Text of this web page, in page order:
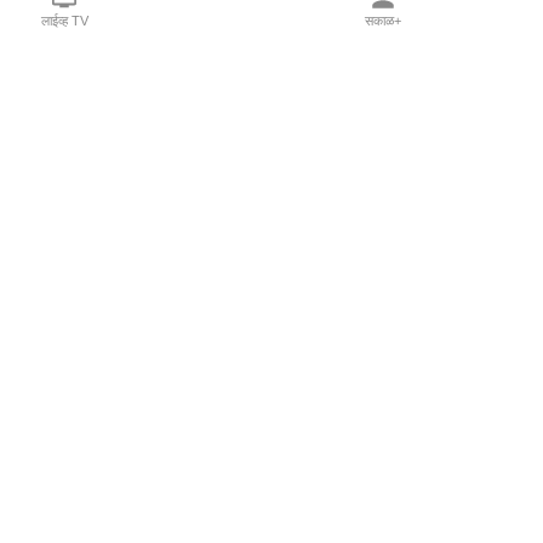
लाईव्ह TV सकाळ+